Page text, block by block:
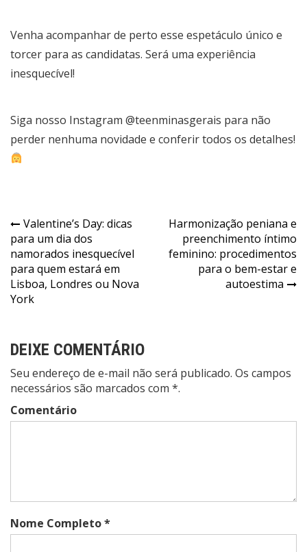
Venha acompanhar de perto esse espetáculo único e
torcer para as candidatas. Será uma experiência
inesquecível!
Siga nosso Instagram @teenminasgerais para não
perder nenhuma novidade e conferir todos os detalhes!
Navegação
de
Post
Valentine’s Day: dicas
para um dia dos
namorados inesquecível
para quem estará em
Lisboa, Londres ou Nova
York
Harmonização peniana e
preenchimento íntimo
feminino: procedimentos
para o bem-estar e
autoestima
DEIXE COMENTÁRIO
Seu endereço de e-mail não será publicado. Os campos
necessários são marcados com *.
Comentário
Nome Completo *